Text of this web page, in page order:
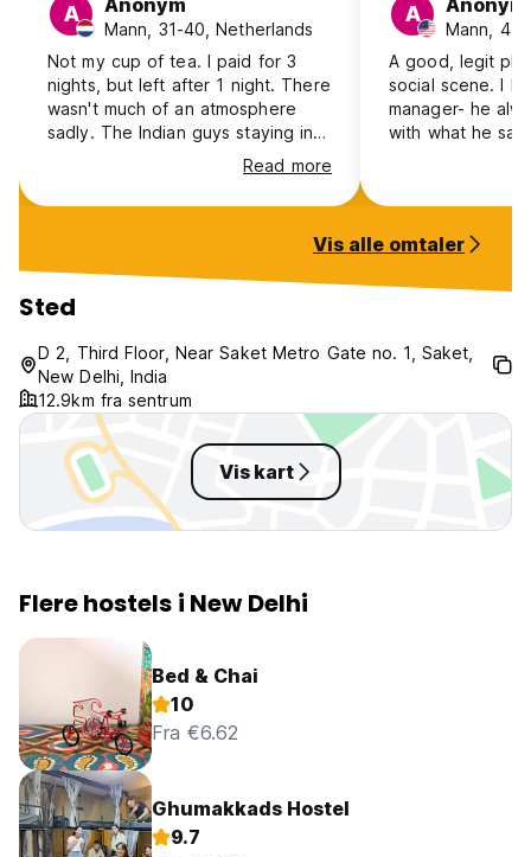
A Anonym
Mann, 31-40, Netherlands
Not my cup of tea. I paid for 3
nights, but left after 1 night. There
wasn't much of an atmosphere
sadly. The Indian guys staying in
my 10p dorm were talking until
2am, and started talking again
early morning. I had such a bad
with anyone in the common rooms,
and location wise I was on the
metro for quite long, that I
decided to move to a hotel room
at Aerocity with my own king size
bed and bathroom for roughly the
same price as my dorm bed.
Read more
A Anonym
Mann,
A good, legit
social scene. I
manager- he
with what he
some good
enjoyed my
recommend this
of all the action,
safe as it was in
Vis alle omtaler
Sted
D 2, Third Floor, Near Saket Metro Gate no. 1, Saket,
New Delhi, India
12.9km fra sentrum
Vis kart
Flere hostels i New Delhi
Bed & Chai
10
Fra €6.62
Ghumakkads Hostel
9.7